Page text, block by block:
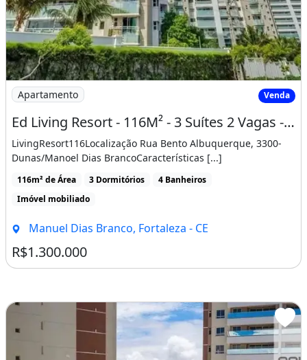
Imagem: Ed Living Resort - 116M² - 3 Suítes
Apartamento Venda
Ed Living Resort - 116M² - 3 Suítes 2 Vagas - Lazer Completo - Dunas/Manoel Dias
LivingResort116Localização Rua Bento Albuquerque, 3300-
Dunas/Manoel Dias BrancoCaracterísticas [...]
116m² de Área 3 Dormitórios
4 Banheiros
Imóvel mobiliado
Manuel Dias Branco, Fortaleza - CE
R$1.300.000